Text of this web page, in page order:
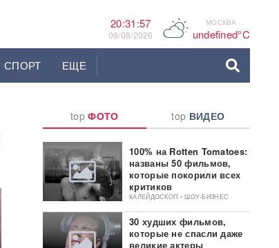
20:31:58
06/08/2026 C МОСКВА
undefined°C
СПОРТ ЕЩЕ
topФОТО top ВИДЕО
100% на Rotten Tomatoes:
названы 50 фильмов,
которые покорили всех
критиков
КАЛЕЙДОСКОП • ШОУ-БИЗНЕС
30 худших фильмов,
которые не спасли даже
великие актеры